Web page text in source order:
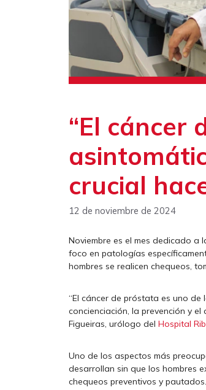
“El cáncer
crucial
12 de noviembre de 2024
Noviembre es el mes dedicado a
foco en patologías
hombres se realicen chequeos,
“El cáncer de próstata es uno de
concienciación, la prevención y
Figueiras, urólogo del Hospital
Uno de los aspectos más
desarrollan sin que los hombres
chequeos preventivos y pautados.